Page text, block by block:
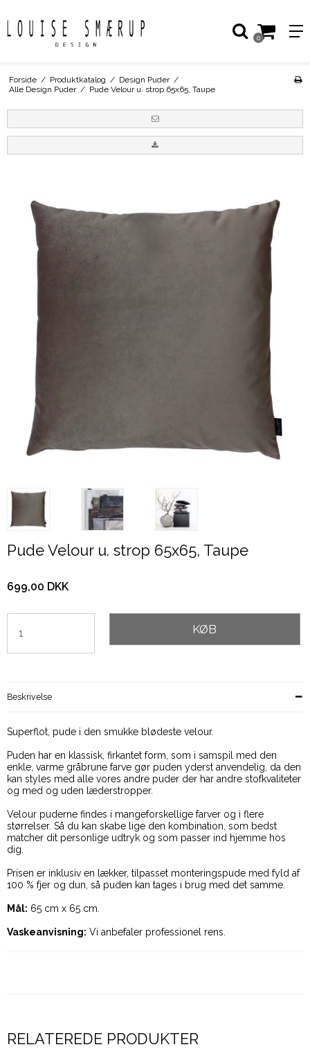
0
Forside / Produktkatalog / Design Puder /
Alle Design Puder / Pude Velour u. strop 65x65, Taupe
Pude Velour u. strop 65x65, Taupe
699,00 DKK
KØB
Beskrivelse
Superflot, pude i den smukke blødeste velour.
Puden har en klassisk, firkantet form, som i samspil med den
enkle, varme gråbrune farve gør puden yderst anvendelig, da den
kan styles med alle vores andre puder der har andre stofkvaliteter
og med og uden læderstropper.
Velour puderne findes i mangeforskellige farver og i flere
størrelser. Så du kan skabe lige den kombination, som bedst
matcher dit personlige udtryk og som passer ind hjemme hos
dig.
Prisen er inklusiv en lækker, tilpasset monteringspude med fyld af
100 % fjer og dun, så puden kan tages i brug med det samme.
Mål: 65 cm x 65 cm.
Vaskeanvisning: Vi anbefaler professionel rens.
RELATEREDE PRODUKTER